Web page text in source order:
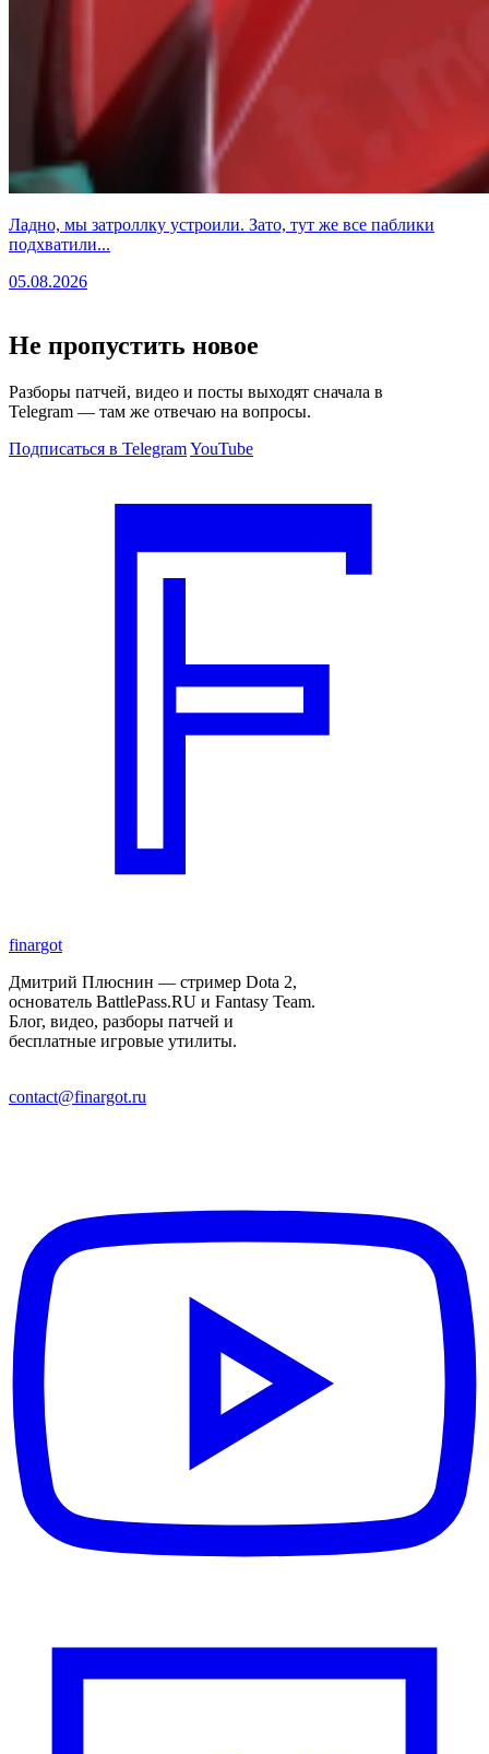
Ладно, мы затроллку устроили. Зато, тут же все паблики
подхватили...
05.08.2026
Не пропустить новое
Разборы патчей, видео и посты выходят сначала в
Telegram — там же отвечаю на вопросы.
Подписаться в TelegramYouTube
finargot
Дмитрий Плюснин — стример Dota 2,
основатель BattlePass.RU и Fantasy Team.
Блог, видео, разборы патчей и
бесплатные игровые утилиты.
contact@finargot.ru